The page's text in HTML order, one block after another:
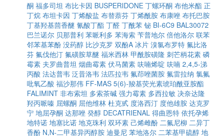
酮 福多司坦 布比卡因 BUSPERIDONE 丁螺环酮 布他米酯 正
丁烷 布坦卡因 丁烯酸盐 布替萘芬 丁烯酰胺 布康唑 布托巴胺
丁基羟基茴香醚 氰酸丁酯 丁醛 丁酰苯 铋 BI-6C9 BAL30072
巴兰诺尔 贝那普利 苯哌利多 苯海索 苄普地尔 倍他洛尔 联苯
邻苯基苯酚 没药醇 比沙克罗 双酚A 冰片 溴氯布罗特 氟比洛
芬 氟伐他汀 氟磺胺草醚 福米西林 甲酰胺磺隆 刺芒柄花素 磷
霉素 夫罗曲普坦 烟曲霉素 伏马菌素 呋喃烯啶 呋喃 2,4,5-涕
丙酸 法达普韦 泛昔洛韦 法匹拉韦 氟茚唑菌胺 氟雷拉纳 氯氟
吡氧乙酸 福沙那伟 FF-MAS 5(6)-羧基荧光素琥珀酰亚胺酯
FALIMINT 非布索坦 多索茶碱 强力霉素 多西拉敏 决奈达隆
羟丙哌嗪 屈螺酮 屈他维林 杜克甙 度洛西汀 度他雄胺 达克罗
宁 地屈孕酮 达那唑 癸醇 DECATRIENAL 得曲恩特 依托孕烯
地特诺 地塞比诺 地克珠利 双环素 己烯雌酚 二氟尼柳 二异丁
香酚 N,N-二甲基异丙醇胺 迪曼尼 苯地洛尔 二苯基甲硫醇 地